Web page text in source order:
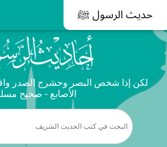
حديث الرسول ﷺ
لكن إذا شخص البصر وحشرج الصدر
الأصابع - صحيح